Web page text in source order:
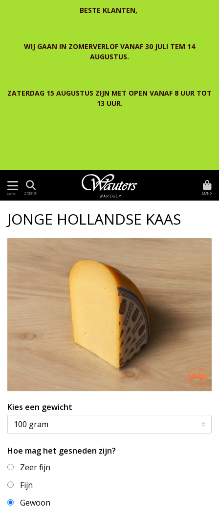
BESTE KLANTEN,
WIJ GAAN IN ZOMERVERLOF VANAF 30 JULI TEM 14
AUGUSTUS.
ZATERDAG 15 AUGUSTUS ZIJN MET OPEN VANAF 8 UUR TOT
13 UUR.
MENU ZOEKEN MAND
JONGE HOLLANDSE KAAS
Kies een gewicht
Hoe mag het gesneden zijn?
Zeer fijn
Fijn
Gewoon